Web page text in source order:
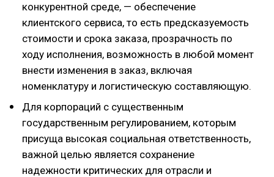
конкурентной среде, — обеспечение
клиентского сервиса, то есть предсказуемость
стоимости и срока заказа, прозрачность по
ходу исполнения, возможность в любой момент
внести изменения в заказ, включая
номенклатуру и логистическую составляющую.
Для корпораций с существенным
государственным регулированием, которым
присуща высокая социальная ответственность,
важной целью является сохранение
надежности критических для отрасли и